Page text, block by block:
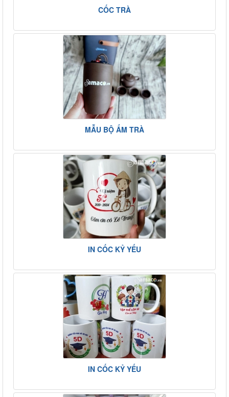
CỐC TRÀ
MẪU BỘ ẤM TRÀ
IN CỐC KỶ YẾU
IN CỐC KỶ YẾU